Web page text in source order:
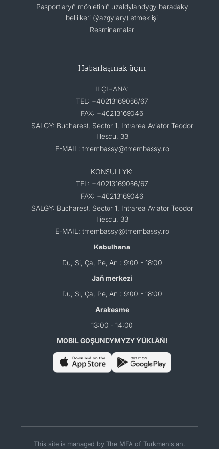
Pasportlaryň möhletiniň uzaldylandygy baradaky
bellilkeri (ýazgylary) etmek işi
Resminamalar
Habarlaşmak üçin
ILÇIHANA:
TEL: +40213169066/67
FAX: +40213169046
SALGY: Bucharest, Sector 1, Intrarea Aviator Teodor
Iliescu, 33
E-MAIL: tmembassy@tmembassy.ro
KONSULLYK:
TEL: +40213169066/67
FAX: +40213169046
SALGY: Bucharest, Sector 1, Intrarea Aviator Teodor
Iliescu, 33
E-MAIL: tmembassy@tmembassy.ro
Kabulhana
Du, Si, Ça, Pe, An : 9:00 - 18:00
Jaň merkezi
Du, Si, Ça, Pe, An : 9:00 - 18:00
Arakesme
13:00 - 14:00
MOBIL GOŞUNDYMYZY ÝÜKLÄŇ!
This site is managed by The MFA of Turkmenistan.